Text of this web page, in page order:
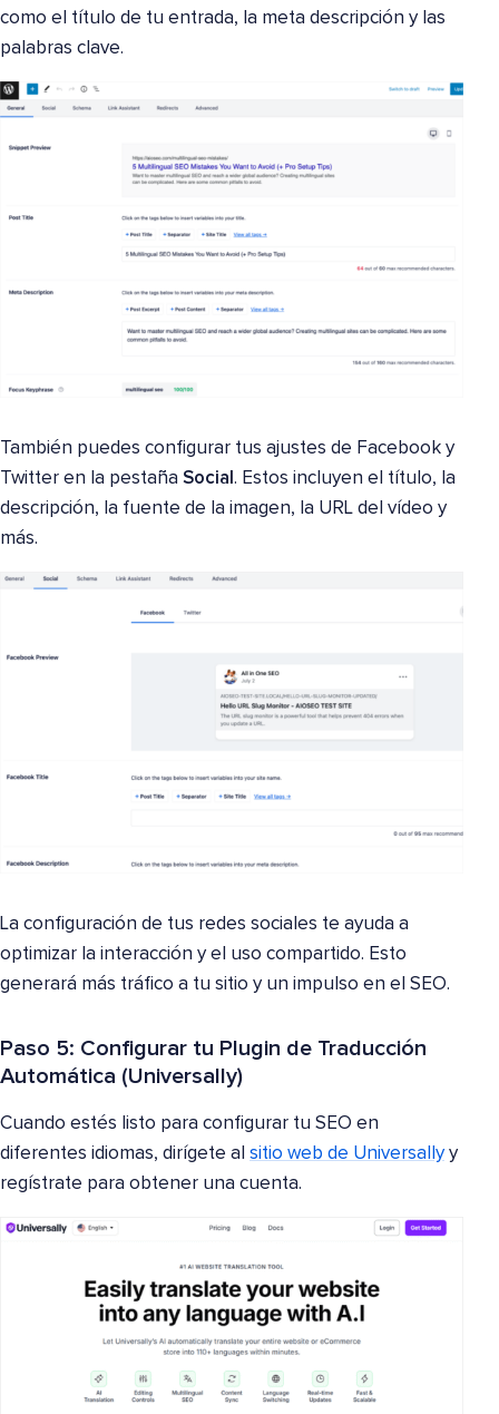
como el título de tu entrada, la meta descripción y las
palabras clave.
También puedes configurar tus ajustes de Facebook y
Twitter en la pestaña Social. Estos incluyen el título, la
descripción, la fuente de la imagen, la URL del vídeo y
más.
La configuración de tus redes sociales te ayuda a
optimizar la interacción y el uso compartido. Esto
generará más tráfico a tu sitio y un impulso en el SEO.
Paso 5: Configurar tu Plugin de Traducción
Automática (Universally)
Cuando estés listo para configurar tu SEO en
diferentes idiomas, dirígete al sitio web de Universallyy
regístrate para obtener una cuenta.